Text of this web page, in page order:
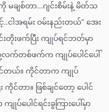
ျစ်တာ…ဂျင်းစိမ်းနဲ့ မိတ်သ
ငါအရမ်း ဝမ်းနည်းတယ်” အေး
းဖက်ပြီး ကျုပ်ရင်ဘတ်မှာ
လက်တစ်ဖက်က ကျုပ်ပေါင်ပေါ်
ယ်။ ကိုင်တာက ကျုပ်
တာ။ ဖြစ်ချင်တော့ ပေါင်
ပ်ပေါင်ရင်းခွကြားပေါ်မှာ